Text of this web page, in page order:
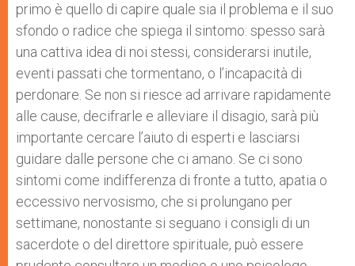
primo è quello di capire quale sia il problema e il suo
sfondo o radice che spiega il sintomo: spesso sarà
una cattiva idea di noi stessi, considerarsi inutile,
eventi passati che tormentano, o l’incapacità di
perdonare. Se non si riesce ad arrivare rapidamente
alle cause, decifrarle e alleviare il disagio, sarà più
importante cercare l’aiuto di esperti e lasciarsi
guidare dalle persone che ci amano. Se ci sono
sintomi come indifferenza di fronte a tutto, apatia o
eccessivo nervosismo, che si prolungano per
settimane, nonostante si seguano i consigli di un
sacerdote o del direttore spirituale, può essere